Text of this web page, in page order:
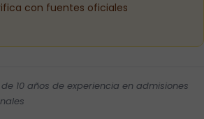
con fuentes oficiales
10 años de experiencia en admisiones